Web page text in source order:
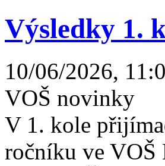
Výsledky 1.
10/06/2026,
VOŠ novinky
V 1. kole
ročníku ve